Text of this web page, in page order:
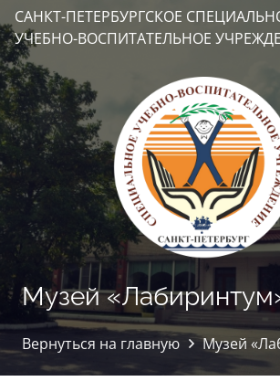
САНКТ-ПЕТЕРБУРГСКОЕ
УЧЕБНО-ВОСПИТАТЕЛЬНОЕ
Музей
Вернуться на главную Музей